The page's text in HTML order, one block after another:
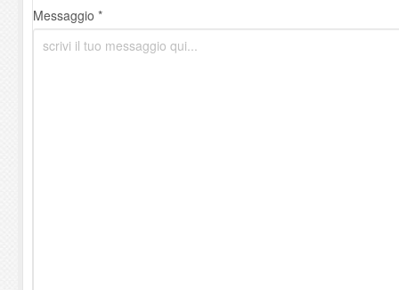
Messaggio *